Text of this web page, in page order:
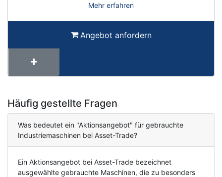
Mehr erfahren
Angebot anfordern
Häufig gestellte Fragen
Was bedeutet ein "Aktionsangebot" für gebrauchte
Industriemaschinen bei Asset-Trade?
Ein Aktionsangebot bei Asset-Trade bezeichnet
ausgewählte gebrauchte Maschinen, die zu besonders